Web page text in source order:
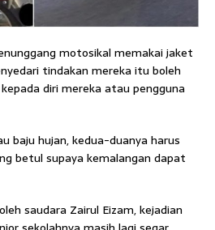
motosikal memakai jaket
tindakan mereka itu boleh
diri mereka atau pengguna
baju hujan, kedua-duanya harus
betul supaya kemalangan dapat
saudara Zairul Eizam, kejadian